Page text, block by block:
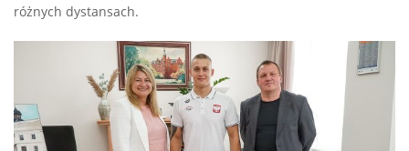
różnych dystansach.